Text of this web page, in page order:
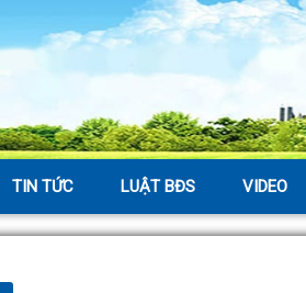
TIN TỨC LUẬT BĐS VIDEO